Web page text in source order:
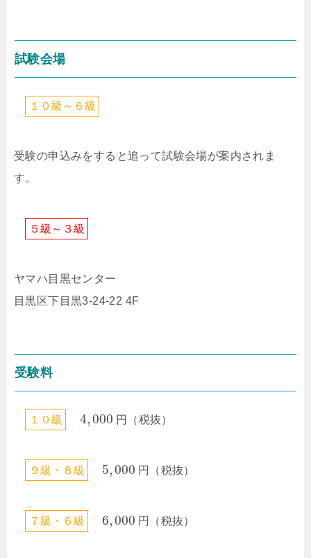
試験会場
１ ０級 ～ ６ 級
受験の申込みをすると追って試験会場が案内されま
す。
５ 級 ～ ３級
ヤマハ目黒センター
目黒区下目黒3-24-22 4F
受験料
１ ０級 4,000 円（税抜）
９ 級 ・ ８級 5,000 円（税抜）
７ 級 ・ ６ 級 6,000 円（税抜）